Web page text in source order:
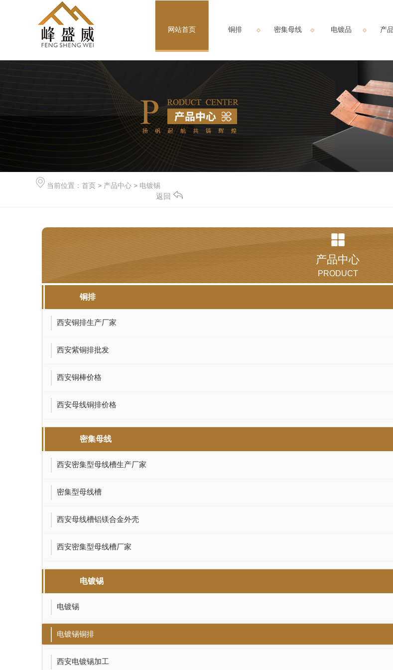
网站首页 铜排 密集母线 电镀品 产
当前位置： 首页 > 产品中心 > 电镀锡
返回
产品中心
PRODUCT
铜排
西安铜排生产厂家
西安紫铜排批发
西安铜棒价格
西安母线铜排价格
密集母线
西安密集型母线槽生产厂家
密集型母线槽
西安母线槽铝镁合金外壳
西安密集型母线槽厂家
电镀锡
电镀锡
电镀锡铜排
西安电镀锡加工